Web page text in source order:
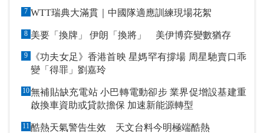
7 WTT瑞典大滿貫｜中國隊適應訓練現場花絮
8 美要「換牌」 伊朗「換將」 美伊博弈變數猶存
9
《功夫女足》香港首映 星媽罕有撐場 周星馳賣口乖
變「得罪」劉嘉玲
10無補貼缺充電站 小巴轉電動卻步 業界促增設基建重
啟換車資助或貸款擔保 加速新能源轉型
11 酷熱天氣警告生效 天文台料今明極端酷熱